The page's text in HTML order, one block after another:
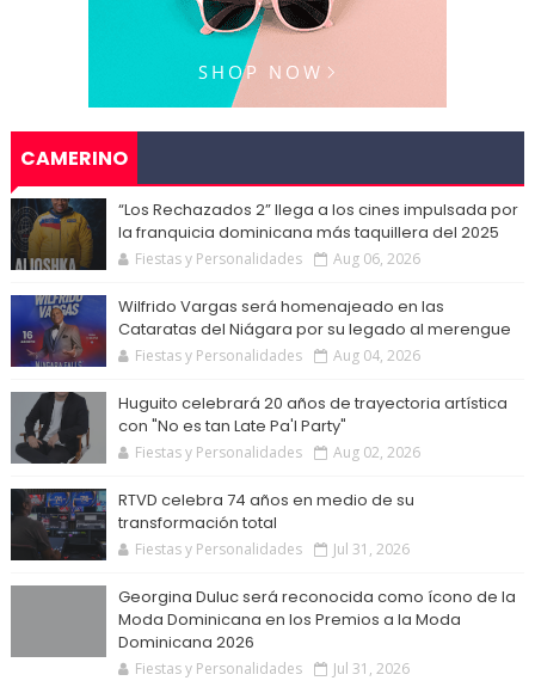
CAMERINO
“Los Rechazados 2” llega a los cines impulsada por
la franquicia dominicana más taquillera del 2025
Fiestas y Personalidades Aug 06, 2026
Wilfrido Vargas será homenajeado en las
Cataratas del Niágara por su legado al merengue
Fiestas y Personalidades Aug 04, 2026
Huguito celebrará 20 años de trayectoria artística
con "No es tan Late Pa'l Party"
Fiestas y Personalidades Aug 02, 2026
RTVD celebra 74 años en medio de su
transformación total
Fiestas y Personalidades Jul 31, 2026
Georgina Duluc será reconocida como ícono de la
Moda Dominicana en los Premios a la Moda
Dominicana 2026
Fiestas y Personalidades Jul 31, 2026